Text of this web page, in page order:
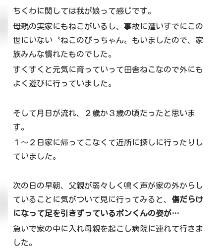
ちくわに関しては我が娘って感じです。
母親の実家にもねこがいるし、事故に遭いすでにこの
世にいない〝ねこのびっちゃん〟もいましたので、家
族みんな慣れたものでした。
すくすくと元気に育っていって田舎ねこなので外にも
よく遊びに行っていました。
そして月日が流れ、２歳か３歳の頃だったと思いま
す。
１～２日家に帰ってこなくて近所に探しに行ったりし
ていました。
次の日の早朝、父親が弱々しく鳴く声が家の外からし
ていることに気がついて見に行ってみると、 傷だらけ
になって足を引きずっているポンくんの姿が…
急いで家の中に入れ母親を起こし病院に連れて行きま
した。